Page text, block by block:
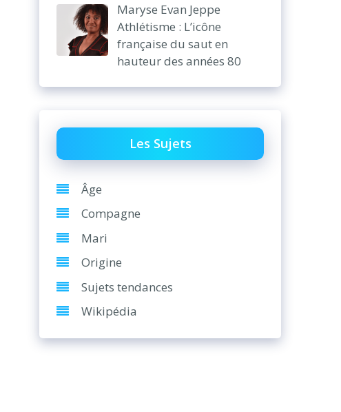
Maryse Evan Jeppe
Athlétisme : L’icône
française du saut en
hauteur des années 80
Les Sujets
Âge
Compagne
Mari
Origine
Sujets tendances
Wikipédia